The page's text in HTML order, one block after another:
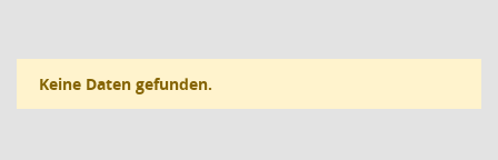
Keine Daten gefunden.